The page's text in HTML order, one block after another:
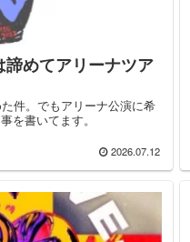
めてアリーナツア
件。でもアリーナ公演に希
を書いてます。
2026.07.12